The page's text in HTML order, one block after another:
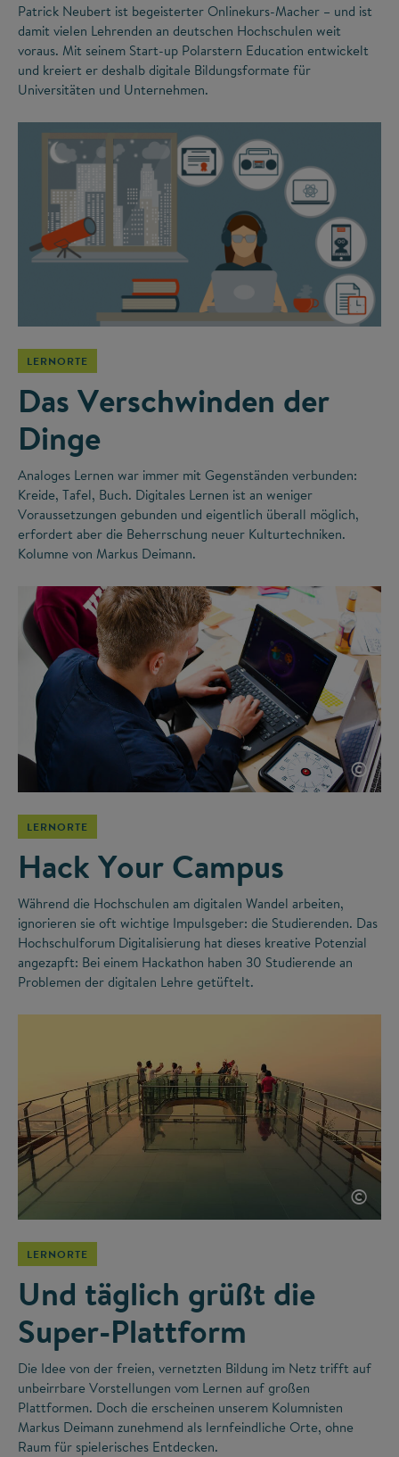
Patrick Neubert ist begeisterter Onlinekurs-Macher – und ist
damit vielen Lehrenden an deutschen Hochschulen weit
voraus. Mit seinem Start-up Polarstern Education entwickelt
und kreiert er deshalb digitale Bildungsformate für
Universitäten und Unternehmen.
LERNORTE
Das Verschwinden der
Dinge
Analoges Lernen war immer mit Gegenständen verbunden:
Kreide, Tafel, Buch. Digitales Lernen ist an weniger
Voraussetzungen gebunden und eigentlich überall möglich,
erfordert aber die Beherrschung neuer Kulturtechniken.
Kolumne von Markus Deimann.
©
LERNORTE
Hack Your Campus
Während die Hochschulen am digitalen Wandel arbeiten,
ignorieren sie oft wichtige Impulsgeber: die Studierenden. Das
Hochschulforum Digitalisierung hat dieses kreative Potenzial
angezapft: Bei einem Hackathon haben 30 Studierende an
Problemen der digitalen Lehre getüftelt.
©
LERNORTE
Und täglich grüßt die
Super-Plattform
Die Idee von der freien, vernetzten Bildung im Netz trifft auf
unbeirrbare Vorstellungen vom Lernen auf großen
Plattformen. Doch die erscheinen unserem Kolumnisten
Markus Deimann zunehmend als lernfeindliche Orte, ohne
Raum für spielerisches Entdecken.